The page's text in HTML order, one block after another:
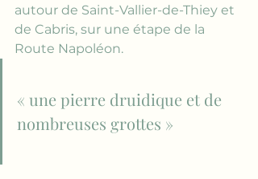
autour de Saint-Vallier-de-Thiey et
de Cabris, sur une étape de la
Route Napoléon.
« une pierre druidique et de
nombreuses grottes »